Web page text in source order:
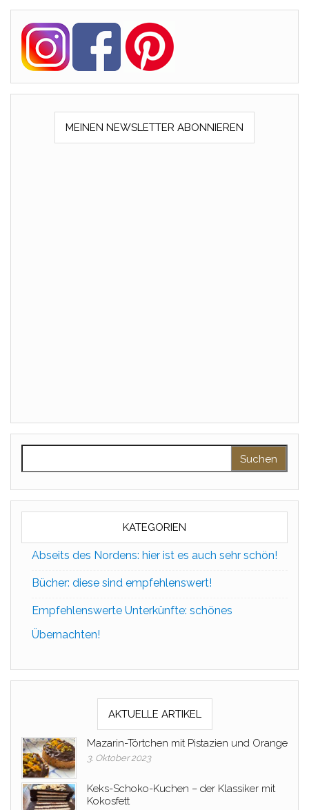
MEINEN NEWSLETTER ABONNIEREN
KATEGORIEN
Abseits des Nordens: hier ist es auch sehr schön!
Bücher: diese sind empfehlenswert!
Empfehlenswerte Unterkünfte: schönes
Übernachten!
AKTUELLE ARTIKEL
Mazarin-Törtchen mit Pistazien und Orange
3. Oktober 2023
Keks-Schoko-Kuchen – der Klassiker mit
Kokosfett